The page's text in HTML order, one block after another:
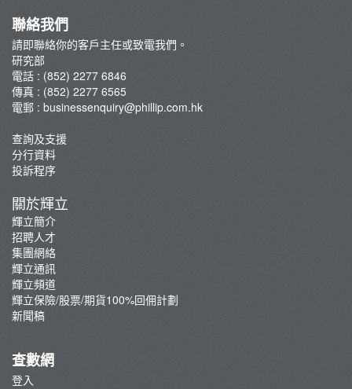
聯絡我們
請即聯絡你的客戶主任或致電我們。
研究部
電話 : (852) 2277 6846
傳真 : (852) 2277 6565
電郵 : businessenquiry@phillip.com.hk
查詢及支援
分行資料
投訴程序
關於輝立
輝立簡介
招聘人才
集團網絡
輝立通訊
輝立頻道
輝立保險/股票/期貨100%回佣計劃
新聞稿
查數網
登入